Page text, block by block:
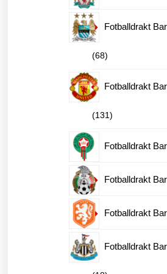
Fotballdrakt
6868
produkter
Fotballdrakt
131131
produkter
Fotballdrakt
Fotballdrakt
Fotballdrakt
Fotballdrakt